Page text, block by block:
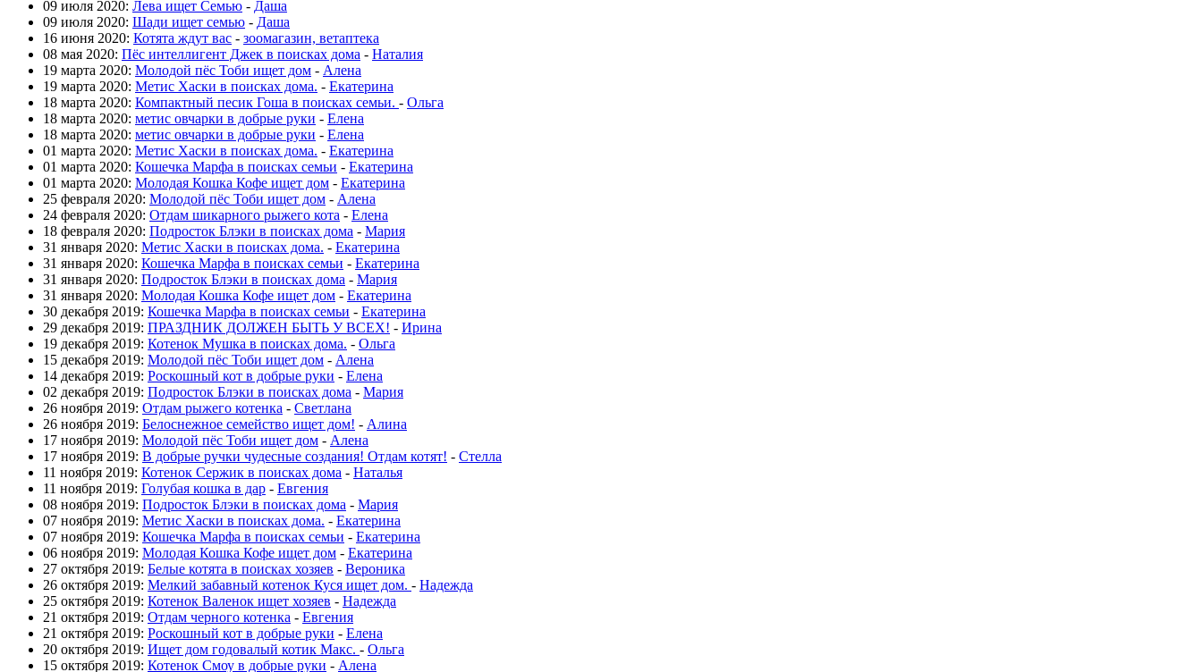
09 июля 2020: Лева ищет Семью - Даша
09 июля 2020: Шади ищет семью - Даша
16 июня 2020: Котята ждут вас - зоомагазин, ветаптека
08 мая 2020: Пёс интеллигент Джек в поисках дома - Наталия
19 марта 2020: Молодой пёс Тоби ищет дом - Алена
19 марта 2020: Метис Хаски в поисках дома. - Екатерина
18 марта 2020: Компактный песик Гоша в поисках семьи. - Ольга
18 марта 2020: метис овчарки в добрые руки - Елена
18 марта 2020: метис овчарки в добрые руки - Елена
01 марта 2020: Метис Хаски в поисках дома. - Екатерина
01 марта 2020: Кошечка Марфа в поисках семьи - Екатерина
01 марта 2020: Молодая Кошка Кофе ищет дом - Екатерина
25 февраля 2020: Молодой пёс Тоби ищет дом - Алена
24 февраля 2020: Отдам шикарного рыжего кота - Елена
18 февраля 2020: Подросток Блэки в поисках дома - Мария
31 января 2020: Метис Хаски в поисках дома. - Екатерина
31 января 2020: Кошечка Марфа в поисках семьи - Екатерина
31 января 2020: Подросток Блэки в поисках дома - Мария
31 января 2020: Молодая Кошка Кофе ищет дом - Екатерина
30 декабря 2019: Кошечка Марфа в поисках семьи - Екатерина
29 декабря 2019: ПРАЗДНИК ДОЛЖЕН БЫТЬ У ВСЕХ! - Ирина
19 декабря 2019: Котенок Мушка в поисках дома. - Ольга
15 декабря 2019: Молодой пёс Тоби ищет дом - Алена
14 декабря 2019: Роскошный кот в добрые руки - Елена
02 декабря 2019: Подросток Блэки в поисках дома - Мария
26 ноября 2019: Отдам рыжего котенка - Светлана
26 ноября 2019: Белоснежное семейство ищет дом! - Алина
17 ноября 2019: Молодой пёс Тоби ищет дом - Алена
17 ноября 2019: В добрые ручки чудесные создания! Отдам котят! - Стелла
11 ноября 2019: Котенок Сержик в поисках дома - Наталья
11 ноября 2019: Голубая кошка в дар - Евгения
08 ноября 2019: Подросток Блэки в поисках дома - Мария
07 ноября 2019: Метис Хаски в поисках дома. - Екатерина
07 ноября 2019: Кошечка Марфа в поисках семьи - Екатерина
06 ноября 2019: Молодая Кошка Кофе ищет дом - Екатерина
27 октября 2019: Белые котята в поисках хозяев - Вероника
26 октября 2019: Мелкий забавный котенок Куся ищет дом. - Надежда
25 октября 2019: Котенок Валенок ищет хозяев - Надежда
21 октября 2019: Отдам черного котенка - Евгения
21 октября 2019: Роскошный кот в добрые руки - Елена
20 октября 2019: Ищет дом годовалый котик Макс. - Ольга
15 октября 2019: Котенок Смоу в добрые руки - Алена